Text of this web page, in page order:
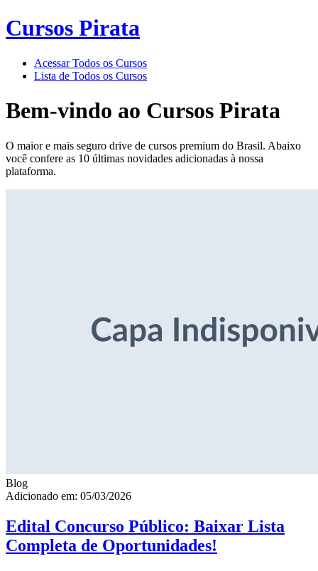
Cursos Pirata
Acessar Todos os Cursos
Lista de Todos os Cursos
Bem-vindo ao Cursos Pirata
O maior e mais seguro drive de cursos premium do Brasil. Abaixo
você confere as 10 últimas novidades adicionadas à nossa
plataforma.
Blog
Adicionado em: 05/03/2026
Edital Concurso Público: Baixar Lista
Completa de Oportunidades!